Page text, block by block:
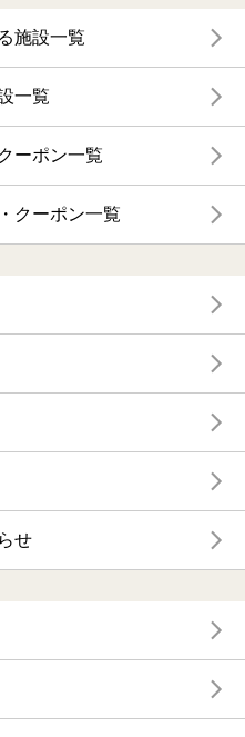
施設一覧
一覧
ーポン一覧
クーポン一覧
せ